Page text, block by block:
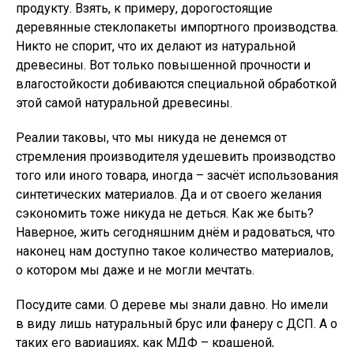
продукту. Взять, к примеру, дорогостоящие
деревянные стеклопакеты импортного производства.
Никто не спорит, что их делают из натуральной
древесины. Вот только повышенной прочности и
влагостойкости добиваются специальной обработкой
этой самой натуральной древесины.
Реалии таковы, что мы никуда не денемся от
стремления производителя удешевить производство
того или иного товара, иногда – засчёт использования
синтетических материалов. Да и от своего желания
сэкономить тоже никуда не деться. Как же быть?
Наверное, жить сегодняшним днём и радоваться, что
наконец нам доступно такое количество материалов,
о котором мы даже и не могли мечтать.
Посудите сами. О дереве мы знали давно. Но имели
в виду лишь натуральный брус или фанеру с ДСП. А о
таких его вариациях, как МДФ – крашеной,